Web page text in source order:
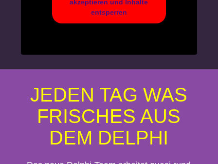
akzeptieren und Inhalte
entsperren
JEDEN TAG WAS
FRISCHES AUS
DEM DELPHI